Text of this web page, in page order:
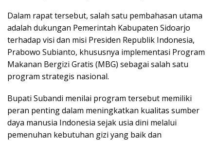
Dalam rapat tersebut, salah satu pembahasan utama
adalah dukungan Pemerintah Kabupaten Sidoarjo
terhadap visi dan misi Presiden Republik Indonesia,
Prabowo Subianto, khususnya implementasi Program
Makanan Bergizi Gratis (MBG) sebagai salah satu
program strategis nasional.
Bupati Subandi menilai program tersebut memiliki
peran penting dalam meningkatkan kualitas sumber
daya manusia Indonesia sejak usia dini melalui
pemenuhan kebutuhan gizi yang baik dan